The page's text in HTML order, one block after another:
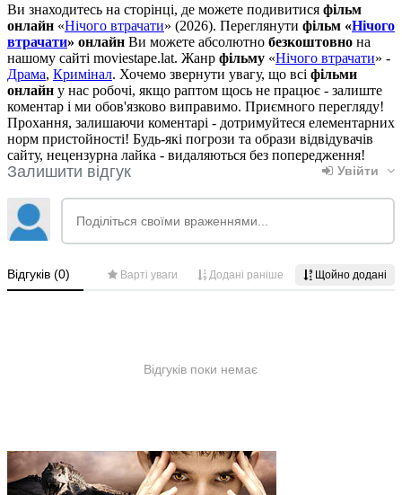
Ви знаходитесь на сторінці, де можете подивитися фільм
онлайн «Нічого втрачати» (2026). Переглянути фільм «Нічого
втрачати» онлайн Ви можете абсолютно безкоштовно на
нашому сайті moviestape.lat. Жанр фільму «Нічого втрачати» -
Драма, Кримінал. Хочемо звернути увагу, що всі фільми
онлайн у нас робочі, якщо раптом щось не працює - залиште
коментар і ми обов'язково виправимо. Приємного перегляду!
Прохання, залишаючи коментарі - дотримуйтеся елементарних
норм пристойності! Будь-які погрози та образи відвідувачів
сайту, нецензурна лайка - видаляються без попередження!